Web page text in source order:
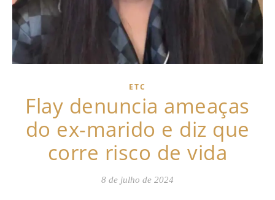
ETC
Flay denuncia ameaças
do ex-marido e diz que
corre risco de vida
8 de julho de 2024